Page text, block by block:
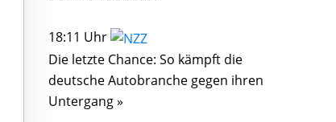
18:11 Uhr
Die letzte Chance: So kämpft die
deutsche Autobranche gegen ihren
Untergang »